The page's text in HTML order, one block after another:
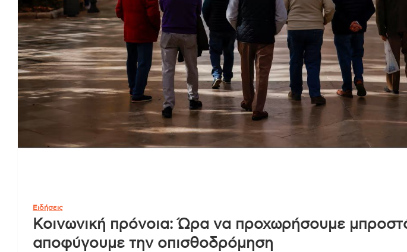
Ειδήσεις
Κοινωνική πρόνοια: Ώρα να προχωρήσουμε
αποφύγουμε την οπισθοδρόμηση